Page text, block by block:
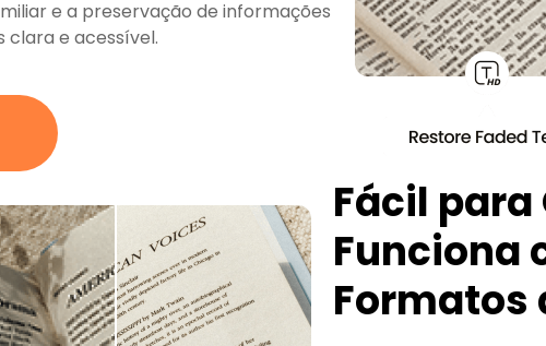
e a preservação de informações
clara e acessível.
Fácil para
Funciona
Formatos